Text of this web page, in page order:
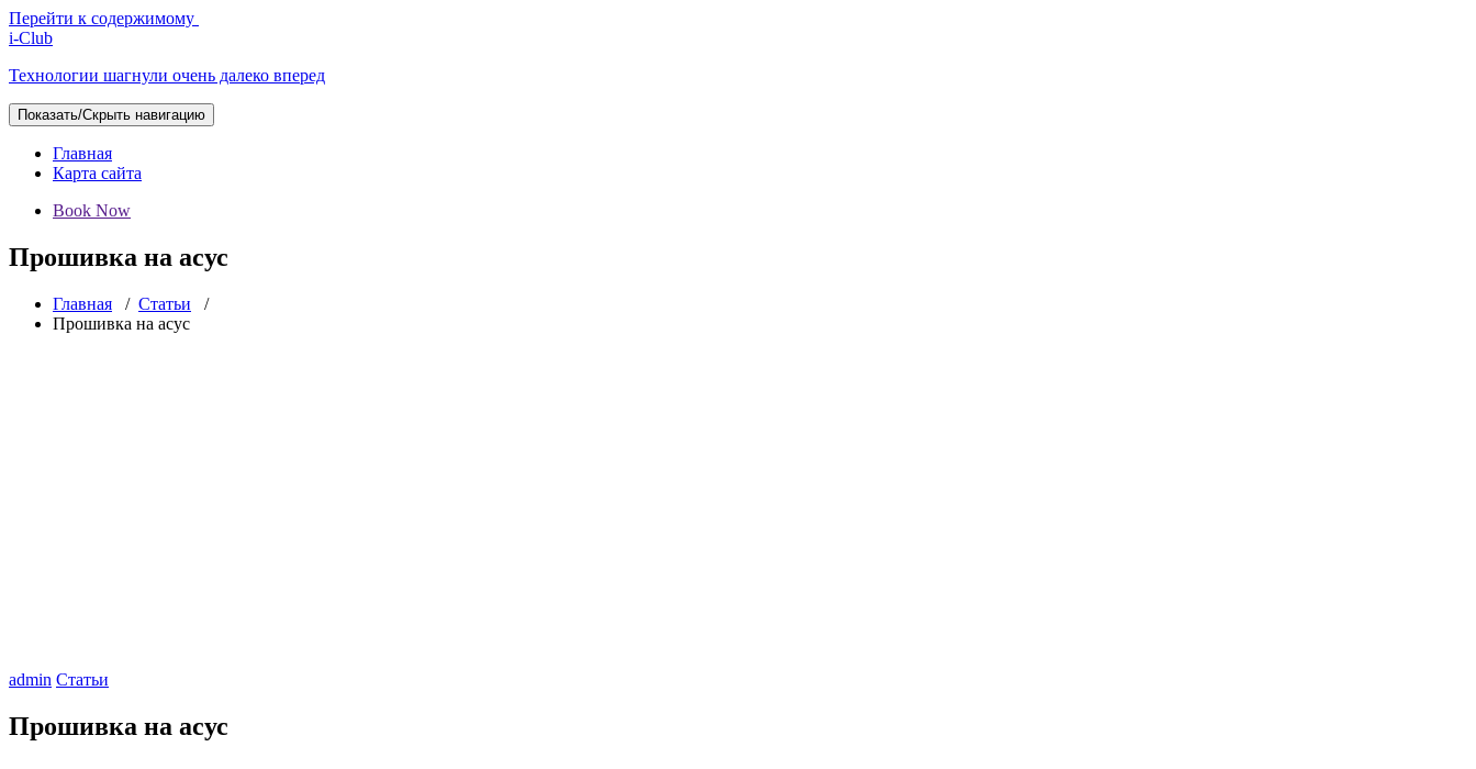
Перейти к содержимому
i-Club
Технологии шагнули очень далеко вперед
Показать/Скрыть навигацию
Главная
Карта сайта
Book Now
Прошивка на асус
Главная / Статьи /
Прошивка на асус
admin Статьи
Прошивка на асус